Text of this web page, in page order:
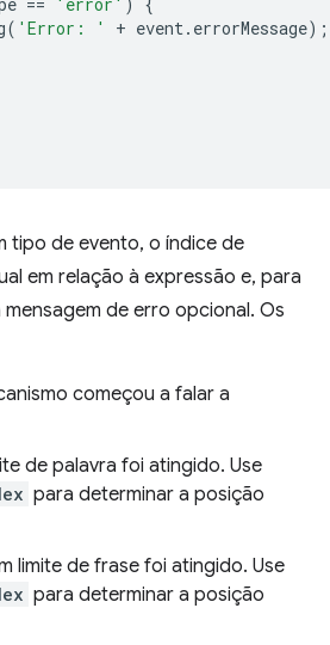
( 'Error: ' + event. errorMessage);
tipo de evento, o índice de
em relação à expressão e, para
de erro opcional. Os
começou a falar a
de palavra foi atingido. Use
para determinar a posição
limite de frase foi atingido. Use
para determinar a posição